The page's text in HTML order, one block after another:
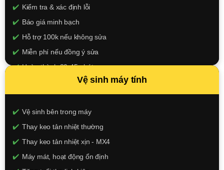
Kiểm tra & xác định lỗi
Báo giá minh bạch
Hỗ trợ 100k nếu không sửa
Miễn phí nếu đồng ý sửa
Hoàn thành 30-45 phút
100.000đ
Vệ sinh máy tính
Vệ sinh bên trong máy
Thay keo tản nhiệt thường
Thay keo tản nhiệt xịn - MX4
Máy mát, hoạt động ổn định